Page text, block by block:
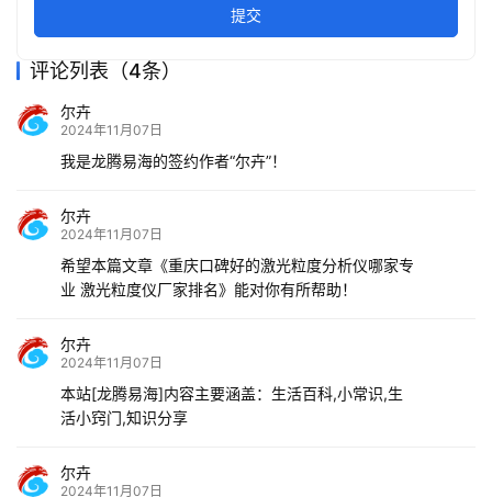
提交
评论列表（4条）
尔卉
2024年11月07日
我是龙腾易海的签约作者“尔卉”！
尔卉
2024年11月07日
希望本篇文章《重庆口碑好的激光粒度分析仪哪家专
业 激光粒度仪厂家排名》能对你有所帮助！
尔卉
2024年11月07日
本站[龙腾易海]内容主要涵盖：生活百科,小常识,生
活小窍门,知识分享
尔卉
2024年11月07日